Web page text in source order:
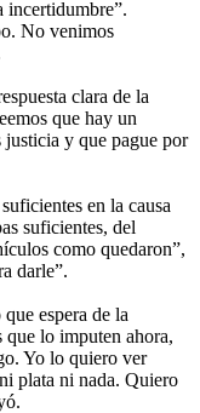
incertidumbre”.
No venimos
clara de la
que hay un
y que pague por
en la causa
suficientes, del
como quedaron”,
darle”.
espera de la
lo imputen ahora,
Yo lo quiero ver
plata ni nada. Quiero